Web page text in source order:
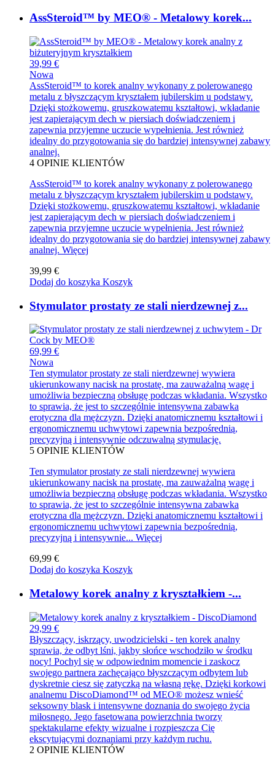
AssSteroid™ by MEO® - Metalowy korek...
39,99 €
Nowa
AssSteroid™ to korek analny wykonany z polerowanego
metalu z błyszczącym kryształem jubilerskim u podstawy.
Dzięki stożkowemu, gruszkowatemu kształtowi, wkładanie
jest zapierającym dech w piersiach doświadczeniem i
zapewnia przyjemne uczucie wypełnienia. Jest również
idealny do przygotowania się do bardziej intensywnej zabawy
analnej.
4 OPINIE KLIENTÓW
AssSteroid™ to korek analny wykonany z polerowanego
metalu z błyszczącym kryształem jubilerskim u podstawy.
Dzięki stożkowemu, gruszkowatemu kształtowi, wkładanie
jest zapierającym dech w piersiach doświadczeniem i
zapewnia przyjemne uczucie wypełnienia. Jest również
idealny do przygotowania się do bardziej intensywnej zabawy
analnej. Więcej
39,99 €
Dodaj do koszyka Koszyk
Stymulator prostaty ze stali nierdzewnej z...
69,99 €
Nowa
Ten stymulator prostaty ze stali nierdzewnej wywiera
ukierunkowany nacisk na prostatę, ma zauważalną wagę i
umożliwia bezpieczną obsługę podczas wkładania. Wszystko
to sprawia, że jest to szczególnie intensywna zabawka
erotyczna dla mężczyzn. Dzięki anatomicznemu kształtowi i
ergonomicznemu uchwytowi zapewnia bezpośrednią,
precyzyjną i intensywnie odczuwalną stymulację.
5 OPINIE KLIENTÓW
Ten stymulator prostaty ze stali nierdzewnej wywiera
ukierunkowany nacisk na prostatę, ma zauważalną wagę i
umożliwia bezpieczną obsługę podczas wkładania. Wszystko
to sprawia, że jest to szczególnie intensywna zabawka
erotyczna dla mężczyzn. Dzięki anatomicznemu kształtowi i
ergonomicznemu uchwytowi zapewnia bezpośrednią,
precyzyjną i intensywnie... Więcej
69,99 €
Dodaj do koszyka Koszyk
Metalowy korek analny z kryształkiem -...
29,99 €
Błyszczący, iskrzący, uwodzicielski - ten korek analny
sprawia, że odbyt lśni, jakby słońce wschodziło w środku
nocy! Pochyl się w odpowiednim momencie i zaskocz
swojego partnera zachęcająco błyszczącym odbytem lub
dyskretnie ciesz się zatyczką na własną rękę. Dzięki korkowi
analnemu DiscoDiamond™ od MEO® możesz wnieść
seksowny blask i intensywne doznania do swojego życia
miłosnego. Jego fasetowana powierzchnia tworzy
spektakularne efekty wizualne i rozpieszcza Cię
ekscytującymi doznaniami przy każdym ruchu.
2 OPINIE KLIENTÓW